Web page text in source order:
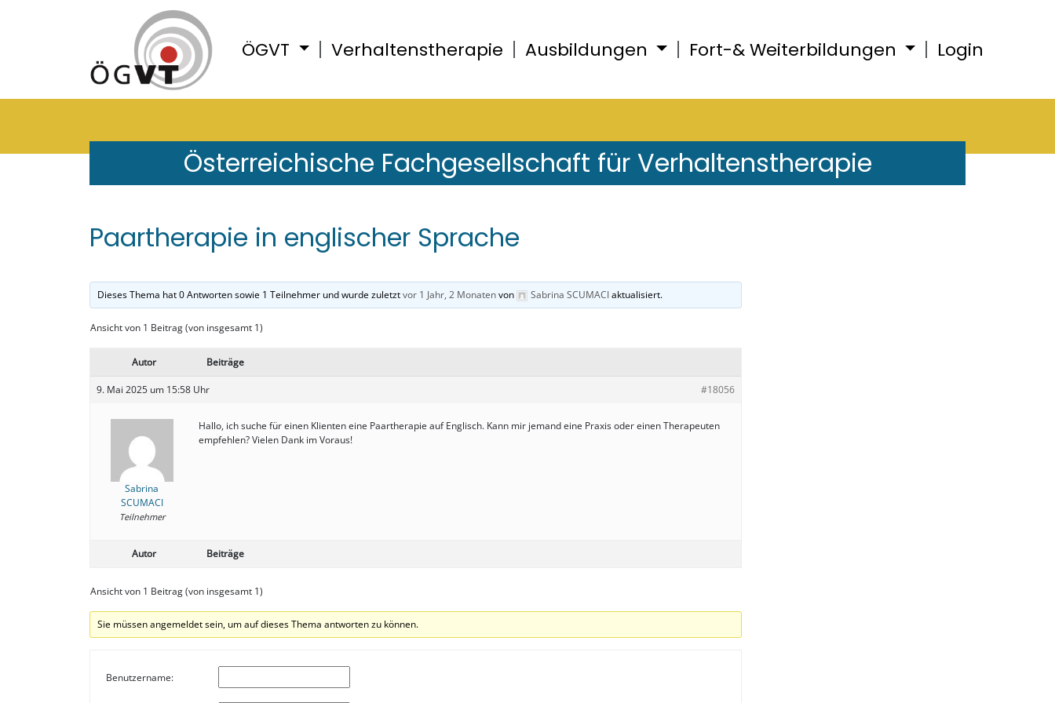
ÖGVT Verhaltenstherapie Ausbildungen Fort-& Weiterbildungen Login
Österreichische Fachgesellschaft für Verhaltenstherapie
Paartherapie in englischer Sprache
Dieses Thema hat 0 Antworten sowie 1 Teilnehmer und wurde zuletztvor 1 Jahr, 2 Monatenvon Sabrina SCUMACIaktualisiert.
Ansicht von 1 Beitrag (von insgesamt 1)
Autor Beiträge
9. Mai 2025 um 15:58 Uhr #18056
Sabrina
SCUMACI
Teilnehmer
Hallo, ich suche für einen Klienten eine Paartherapie auf Englisch. Kann mir jemand eine Praxis oder einen Therapeuten
empfehlen? Vielen Dank im Voraus!
Autor Beiträge
Ansicht von 1 Beitrag (von insgesamt 1)
Sie müssen angemeldet sein, um auf dieses Thema antworten zu können.
Benutzername: